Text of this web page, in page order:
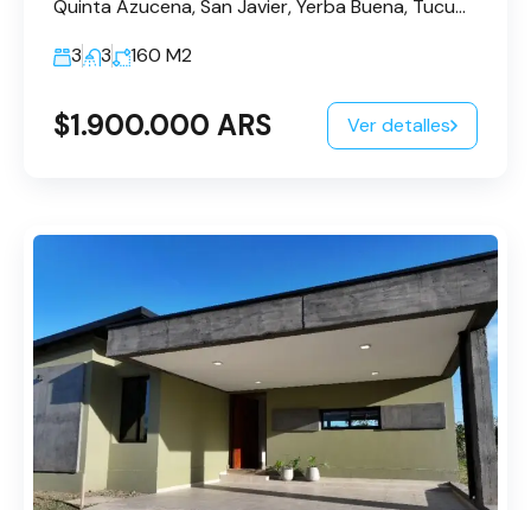
Quinta Azucena, San Javier, Yerba Buena, Tucumán, Argentina
3
3 160 M2
$1.900.000 ARS Ver detalles